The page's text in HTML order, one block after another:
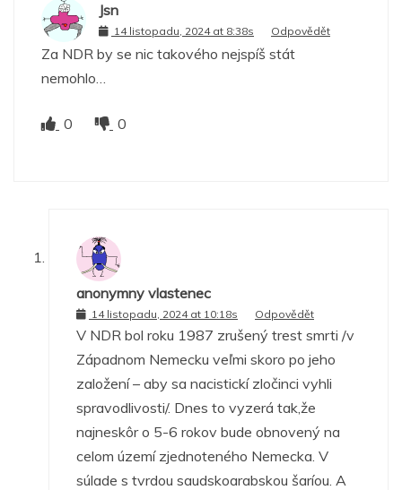
Jsn
14 listopadu, 2024 at 8:38s Odpovědět
Za NDR by se nic takového nejspíš stát
nemohlo…
0 0
anonymny vlastenec
14 listopadu, 2024 at 10:18s Odpovědět
V NDR bol roku 1987 zrušený trest smrti /v
Západnom Nemecku veľmi skoro po jeho
založení – aby sa nacistickí zločinci vyhli
spravodlivosti/. Dnes to vyzerá tak,že
najneskôr o 5-6 rokov bude obnovený na
celom území zjednoteného Nemecka. V
súlade s tvrdou saudskoarabskou šaríou. A